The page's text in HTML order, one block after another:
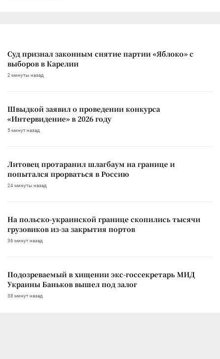
Суд признал законным снятие партии «Яблоко» с
выборов в Карелии
2 минуты назад
Швыдкой заявил о проведении конкурса
«Интервидение» в 2026 году
5 минут назад
Литовец протаранил шлагбаум на границе и
попытался прорваться в Россию
24 минуты назад
На польско-украинской границе скопились тысячи
грузовиков из-за закрытия портов
36 минут назад
Подозреваемый в хищении экс-госсекретарь МИД
Украины Баньков вышел под залог
38 минут назад